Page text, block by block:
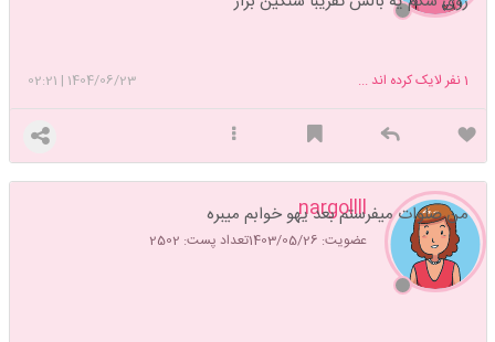
1404/06/23
|
02:21 1نفر لایک کرده اند ...
nargollll
عضویت: 1403/05/26 تعداد پست: 2502
من صلوات ميفرستم بعد يهو خوابم ميبره